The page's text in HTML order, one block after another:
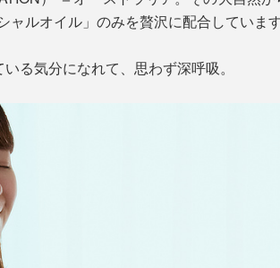
ャルオイル」のみを贅沢に配合していま
る気分になれて、思わず深呼吸。